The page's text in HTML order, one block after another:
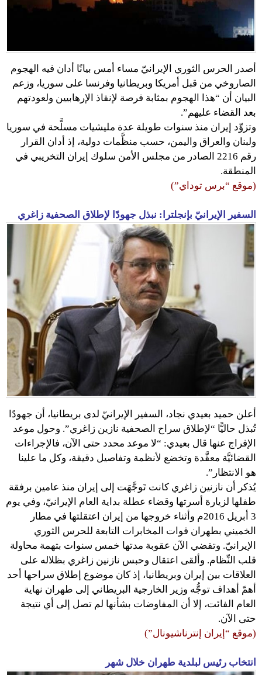
أصدر الحرس الثوري الإيرانيّ مساء أمس بيانًا أدان فيه الهجوم
الصاروخي من قبل أمريكا وبريطانيا وفرنسا على سوريا، وزعم
البيان أن “هذا الهجوم بمثابة فرصة لإنقاذ الإرهابيين ولعودتهم
بعد القضاء عليهم”.
وتزوِّد إيران منذ سنوات طويلة عدة مليشيات مسلَّحة في سوريا
ولبنان والعراق واليمن، حسب منظَّمات دولية، إذ أدان القرار
رقم 2216 الصادر من مجلس الأمن سلوك إيران التخريبي في
المنطقة.
(موقع “برس توداي”)
السفير الإيرانيّ بإنجلترا: نبذل جهودًا لإطلاق الصحفية زاغري
أعلن حميد بعيدي نجاد، السفير الإيرانيّ لدى بريطانيا، أن جهودًا
تُبذل حاليًّا “لإطلاق سراح الصحفية نازين زاغري”. وحول موعد
الإفراج عنها قال بعيدي: “لا موعد محدد حتى الآن، فالإجراءات
القضائيَّة معقَّدة وتخضع لأنظمة وتفاصيل دقيقة، وكل ما علينا
هو الانتظار”.
يُذكر أن نازنين زاغري كانت تَوجَّهَت إلى إيران منذ عامين برفقة
طفلها لزيارة أسرتها وقضاء عطلة بداية العام الإيرانيّ، وفي يوم
3 أبريل 2016م وأثناء خروجها من إيران اعتقلتها في مطار
الخميني بطهران قوات المخابرات التابعة للحرس الثوري
الإيرانيّ. وتقضي الآن عقوبة مدتها خمس سنوات بتهمة محاولة
قلب النِّظام. وألقى اعتقال وحبس نازنين زاغري بظلاله على
العلاقات بين إيران وبريطانيا، إذ كان موضوع إطلاق سراحها أحد
أهمّ أهداف توجُّه وزير الخارجية البريطاني إلى طهران نهاية
العام الفائت، إلا أن المفاوضات بشأنها لم تصل إلى أي نتيجة
حتى الآن.
(موقع “إيران إنترناشيونال”)
انتخاب رئيس لبلدية طهران خلال شهر